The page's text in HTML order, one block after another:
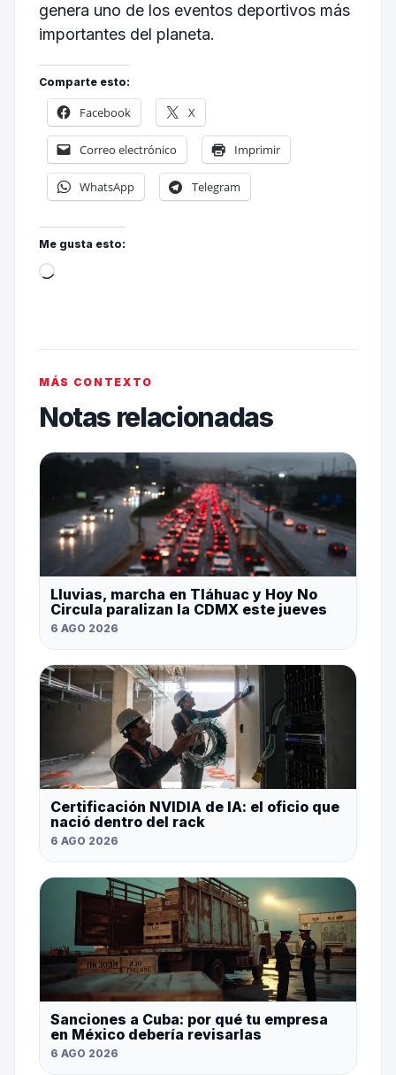
genera uno de los eventos deportivos más
importantes del planeta.
Comparte esto:
Facebook X
Correo electrónico Imprimir
WhatsApp Telegram
Me gusta esto:
MÁS CONTEXTO
Notas relacionadas
Lluvias, marcha en Tláhuac y Hoy No
Circula paralizan la CDMX este jueves
6 AGO 2026
Certificación NVIDIA de IA: el oficio que
nació dentro del rack
6 AGO 2026
Sanciones a Cuba: por qué tu empresa
en México debería revisarlas
6 AGO 2026